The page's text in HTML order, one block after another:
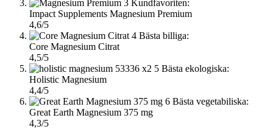
3 Kundfavoriten:
Impact Supplements Magnesium Premium
4,6/5
4 Bästa billiga:
Core Magnesium Citrat
4,5/5
5 Bästa ekologiska:
Holistic Magnesium
4,4/5
6 Bästa vegetabiliska:
Great Earth Magnesium 375 mg
4,3/5